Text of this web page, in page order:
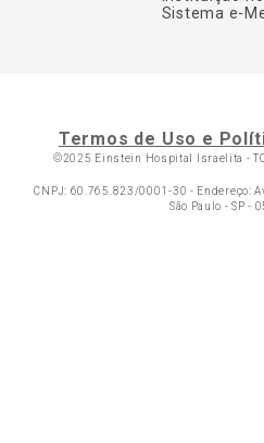
Sistema e-
Termos de Uso e
©2025 Einstein Hospital Israelita -
CNPJ: 60.765.823/0001-30 - Endereço:
São Paulo - SP -